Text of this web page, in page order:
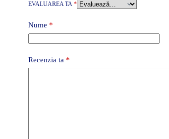
EVALUAREA TA *
Nume *
Recenzia ta *